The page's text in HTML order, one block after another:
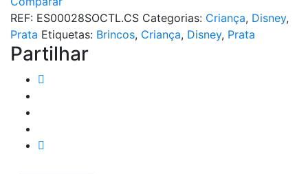
MINNIE
PROTEÇÃO
REF: ES00028SOCTL.CS Categorias: Criança, Disney,
Prata Etiquetas: Brincos, Criança, Disney, Prata
Partilhar